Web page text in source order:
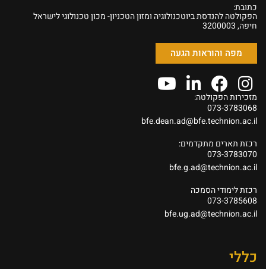
כתובת:
הפקולטה להנדסת ביוטכנולוגיה ומזון הטכניון- מכון טכנולוגי לישראל
חיפה, 3200003
מפה והוראות הגעה
מזכירות הפקולטה:
073-3783068
bfe.dean.ad@bfe.technion.ac.il
רכזת תארים מתקדמים:
073-3783070
bfe.g.ad@technion.ac.il
רכזת לימודי הסמכה
073-3785608
bfe.ug.ad@technion.ac.il
כללי